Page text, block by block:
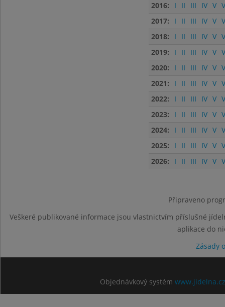
2016:
I II III IV V
2017:
I II III IV V
2018:
I II III IV V
2019:
I II III IV V
2020:
I II III IV V
2021:
I II III IV V
2022:
I II III IV V
2023:
I II III IV V
2024:
I II III IV V
2025:
I II III IV V
2026:
I II III IV V
Připraveno
Veškeré publikované informace jsou vlastnictvím příslušné
aplikace do
Zásady
Objednávkový systém www.jidelna.cz